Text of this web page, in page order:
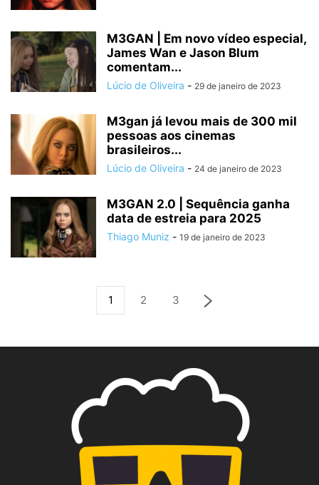
M3GAN | Em novo vídeo especial,
James Wan e Jason Blum
comentam...
Lúcio de Oliveira - 29 de janeiro de 2023
M3gan já levou mais de 300 mil
pessoas aos cinemas
brasileiros...
Lúcio de Oliveira - 24 de janeiro de 2023
M3GAN 2.0 | Sequência ganha
data de estreia para 2025
Thiago Muniz - 19 de janeiro de 2023
1 2 3